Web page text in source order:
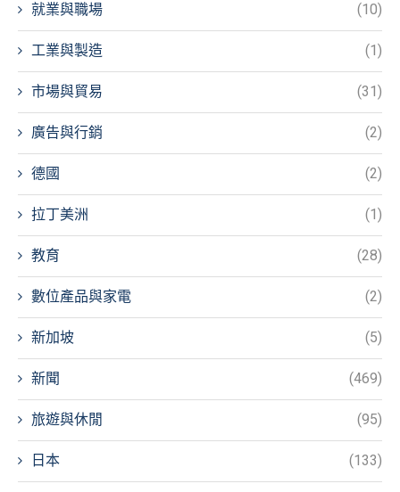
就業與職場 (10)
工業與製造 (1)
市場與貿易 (31)
廣告與行銷 (2)
德國 (2)
拉丁美洲 (1)
教育 (28)
數位產品與家電 (2)
新加坡 (5)
新聞 (469)
旅遊與休閒 (95)
日本 (133)